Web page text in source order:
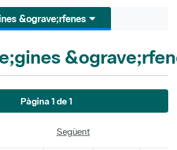
&ograve;rfenes
Pàgina 1 de 1
Següent